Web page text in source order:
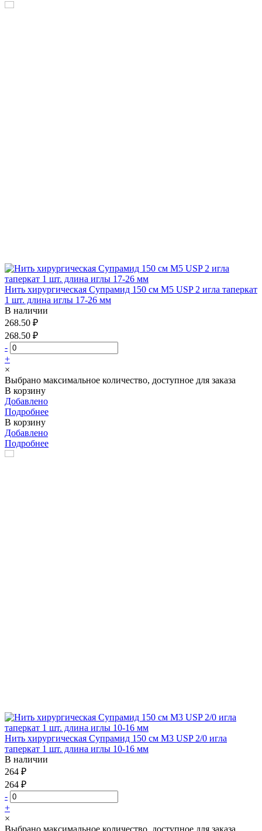
Нить хирургическая Супрамид 150 см М5 USP 2 игла таперкат
1 шт. длина иглы 17-26 мм
В наличии
268.50 ₽
268.50 ₽
-
+
×
Выбрано максимальное количество, доступное для заказа
В корзину
Добавлено
Подробнее
В корзину
Добавлено
Подробнее
Нить хирургическая Супрамид 150 см М3 USP 2/0 игла
таперкат 1 шт. длина иглы 10-16 мм
В наличии
264 ₽
264 ₽
-
+
×
Выбрано максимальное количество, доступное для заказа